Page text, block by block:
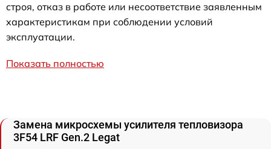
строя, отказ в работе или несоответствие заявленным
характеристикам при соблюдении условий
эксплуатации.
Показать полностью
Замена микросхемы усилителя тепловизора
3F54 LRF Gen.2 Legat